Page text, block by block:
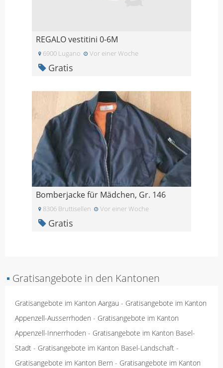
REGALO vestitini 0-6M
6900 Lugano Vor einer Woche
Gratis
Bomberjacke für Mädchen, Gr. 146
8306 Bruttisellen Vor einer Woche
Gratis
▪ Gratisangebote in den Kantonen
Gratisangebote im Kanton Aargau - Gratisangebote im Kanton
Appenzell-Ausserrhoden - Gratisangebote im Kanton
Appenzell-Innerrhoden - Gratisangebote im Kanton Basel-
Stadt - Gratisangebote im Kanton Basel-Landschaft -
Gratisangebote im Kanton Bern - Gratisangebote im Kanton